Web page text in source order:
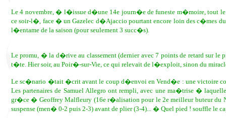
Le 4 novembre, � l�issue d�une 14e journ�e de funeste m�moire, tout le
ce soir-l�, face � un Gazelec d�Ajaccio pourtant encore loin des c�mes
l�entame de la saison (pour seulement 3 succ�s).
Le promu, � la d�rive au classement (dernier avec 7 points de retard sur
t�te. Hier soir, au Poir�-sur-Vie, ce qui relevait de l�exploit, sinon du
Le sc�nario �tait �crit avant le coup d�envoi en Vend�e : une victoire
Les partenaires de Samuel Allegro ont rempli, avec une ma�trise �
gr�ce � Geoffrey Malfleury (16e r�alisation pour le 2e meilleur buteur du
suspense (men� 0-2 puis 2-3) avant de plier (3-4)... � Quel pied ! souffle le